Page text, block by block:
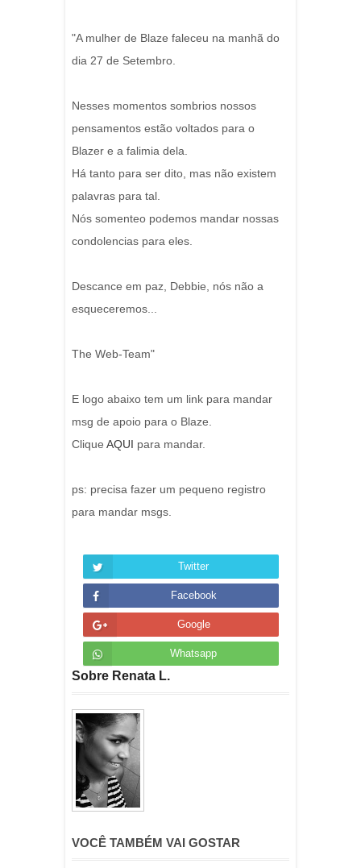
"A mulher de Blaze faleceu na manhã do
dia 27 de Setembro.
Nesses momentos sombrios nossos
pensamentos estão voltados para o
Blazer e a falimia dela.
Há tanto para ser dito, mas não existem
palavras para tal.
Nós somenteo podemos mandar nossas
condolencias para eles.
Descance em paz, Debbie, nós não a
esqueceremos...
The Web-Team"
E logo abaixo tem um link para mandar
msg de apoio para o Blaze.
Clique AQUI para mandar.
ps: precisa fazer um pequeno registro
para mandar msgs.
Twitter
Facebook
Google
Whatsapp
Sobre Renata L.
VOCÊ TAMBÉM VAI GOSTAR